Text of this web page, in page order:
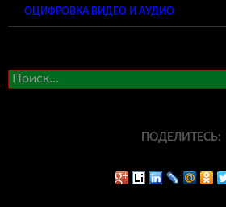
ОЦИФРОВКА ВИДЕО И АУДИО
Найти:
ПОДЕЛИТЕСЬ: